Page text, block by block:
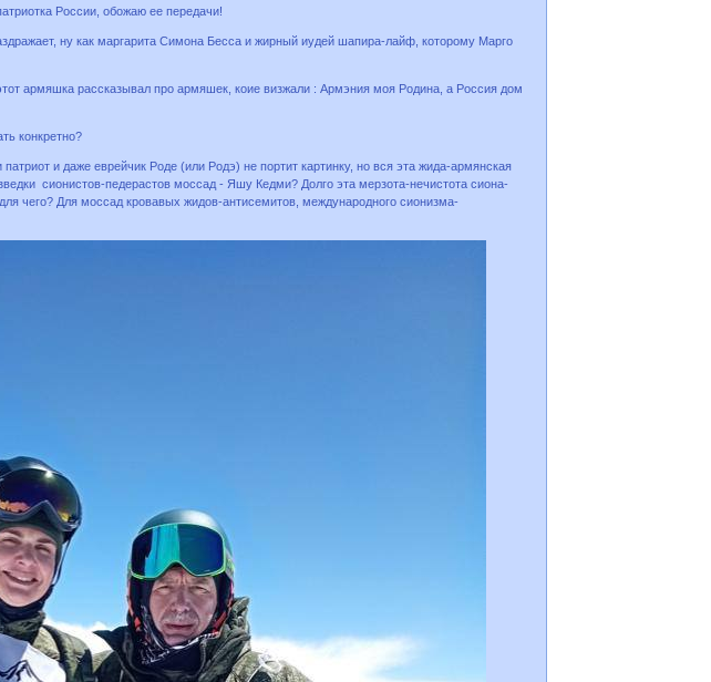
России, обожаю ее передачи!
ну как маргарита Симона Бесса и жирный иудей шапира-лайф, которому Марго
армяшка рассказывал про армяшек, коие визжали : Армэния моя Родина, а Россия дом
конкретно?
и даже еврейчик Роде (или Родэ) не портит картинку, но вся эта жида-армянская
сионистов-педерастов моссад - Яшу Кедми? Долго эта мерзота-нечистота сиона-
чего? Для моссад кровавых жидов-антисемитов, международного сионизма-